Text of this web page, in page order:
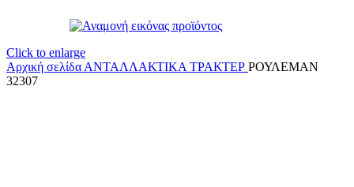
Click to enlarge
Αρχική σελίδα ΑΝΤΑΛΛΑΚΤΙΚΑ ΤΡΑΚΤΕΡ ΡΟΥΛΕΜΑΝ
32307